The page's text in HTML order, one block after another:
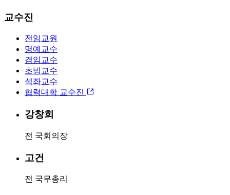
교수진
전임교원
명예교수
겸임교수
초빙교수
석좌교수
협력대학 교수진
강창희
전 국회의장
고건
전 국무총리